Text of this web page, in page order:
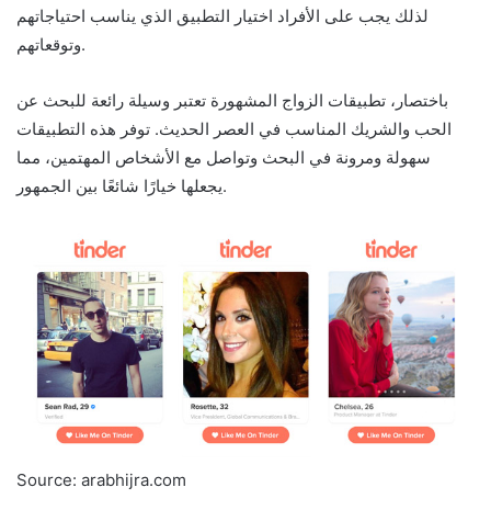
لذلك يجب على الأفراد اختيار التطبيق الذي يناسب احتياجاتهم
وتوقعاتهم.
باختصار، تطبيقات الزواج المشهورة تعتبر وسيلة رائعة للبحث عن
الحب والشريك المناسب في العصر الحديث. توفر هذه التطبيقات
سهولة ومرونة في البحث وتواصل مع الأشخاص المهتمين، مما
يجعلها خيارًا شائعًا بين الجمهور.
Source: arabhijra.com